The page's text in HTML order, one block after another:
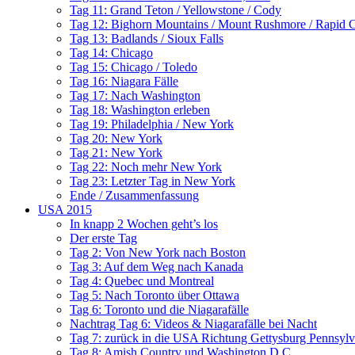
Tag 11: Grand Teton / Yellowstone / Cody
Tag 12: Bighorn Mountains / Mount Rushmore / Rapid
Tag 13: Badlands / Sioux Falls
Tag 14: Chicago
Tag 15: Chicago / Toledo
Tag 16: Niagara Fälle
Tag 17: Nach Washington
Tag 18: Washington erleben
Tag 19: Philadelphia / New York
Tag 20: New York
Tag 21: New York
Tag 22: Noch mehr New York
Tag 23: Letzter Tag in New York
Ende / Zusammenfassung
USA 2015
In knapp 2 Wochen geht’s los
Der erste Tag
Tag 2: Von New York nach Boston
Tag 3: Auf dem Weg nach Kanada
Tag 4: Quebec und Montreal
Tag 5: Nach Toronto über Ottawa
Tag 6: Toronto und die Niagarafälle
Nachtrag Tag 6: Videos & Niagarafälle bei Nacht
Tag 7: zurück in die USA Richtung Gettysburg
Tag 8: Amish Country und Washington D.C.